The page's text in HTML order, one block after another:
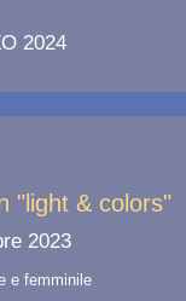
2024
"light & colors"
2023
e femminile